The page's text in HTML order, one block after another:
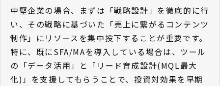
中堅企業の場合、まずは「戦略設計」を徹底的に行
い、その戦略に基づいた「売上に繋がるコンテンツ
制作」にリソースを集中投下することが重要です。
特に、既にSFA/MAを導入している場合は、ツール
の「データ活用」と「リード育成設計(MQL最大
化)」を支援してもらうことで、投資対効果を早期